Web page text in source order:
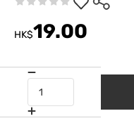
HK$19.00